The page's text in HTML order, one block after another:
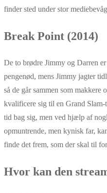
finder sted under stor
Break Point (2014)
De to brødre Jimmy og Darren
pengenød, mens Jimmy jagter
så de går sammen som makkere
kvalificere sig til en Grand Slam-
tid bag sig, men ved hjælp af
opmuntrende, men kynisk far,
finde det frem, som der skal til
Hvor kan den